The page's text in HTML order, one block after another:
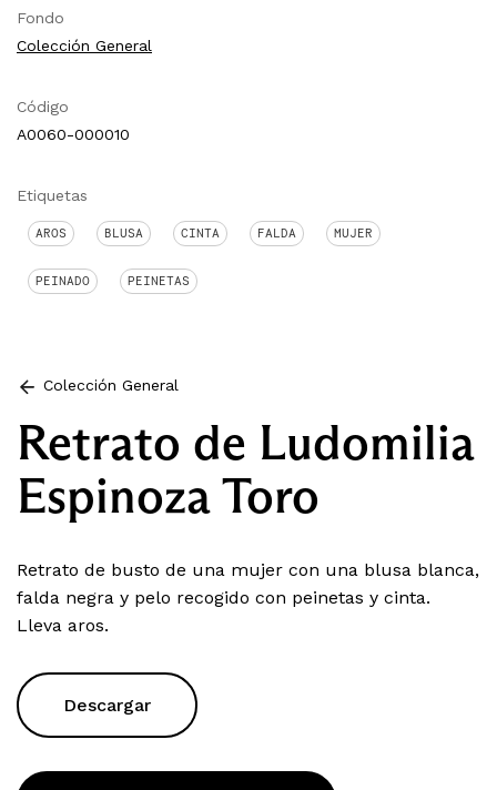
Fondo
Colección General
Código
A0060-000010
Etiquetas
AROS BLUSA CINTA FALDA MUJER
PEINADO PEINETAS
Colección General
Retrato de Ludomilia
Espinoza Toro
Retrato de busto de una mujer con una blusa blanca,
falda negra y pelo recogido con peinetas y cinta.
Lleva aros.
Descargar